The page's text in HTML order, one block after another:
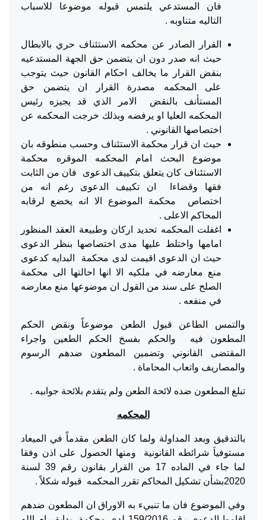
فان المستدعي يلتمس قبوله موضوعا للاسباب
التاليه متناوبه .
القرار الصادر عن محكمه الاستئناف حري بالابطال
حيث انه صدر دون ان يتضمن حق الجهة المستدعيه
بنقض القرار ما يخالف احكام القانون حيث يتوجب
على المحكمه مصدرة القرار ان يتضمن حق
المستأنف بالنقض الامر الذي قد يجيزه رئيس
المحكمه العليا او يرفضه وبذلك خرجت المحكمه عن
اختصاصها القانوني .
حيث ان قرار محكمة الاستئناف وحسب منطوقه بان
موضوع البحث امام المحكمه الموقره محكمة
الاستئناف كان يتعلق بتكييف الدعوى فان من الثابت
فقها وقضاءا ان تكييف الدعوى رغم انه من
اختصاص محكمة الموضوع الا انه يخضع لرقابه
المحاكم الاعلى .
اغفلت المحكمه تحديد اركان وطبيعة العقد المنظور
امامها واختلط عليها مدى اختصاصها بنظر الدعوى
حيث ان الدعوى اقيمت لدى محكمة البدايه كدعوى
منع معارضه في ملكيه الا انها احالتها الى محكمة
الصلح على سند من القول ان موضوعها منع معارضه
في منفعه .
والتمس الطاعن قبول الطعن موضوعاً ونقض الحكم
المطعون فيه والحكم بفسخ الحكم الطعين واجراء
المقتضى القانوني وتضمين المطعون ضدهم الرسوم
والمصاريف واتعاب المحاماة .
تبلغ المطعون ضده لائحة الطعن ولم يتقدم بلائحة جوابيه .
المحكمه
بالتدقيق وبعد المداولة ولما كان الطعن مقدماً في الميعاد
مستوفياَ شرائطه القانونية ومنها الحصول على اذن وفقا
لما جاء في الماده 17 من القرار بقانون رقم 39 لسنة
2020بشأن تشكيل المحاكم تقرر المحكمه قبوله شكلاً .
وفي الموضوع فان ما تنبيء به الاوراق ان المطعون ضدهم